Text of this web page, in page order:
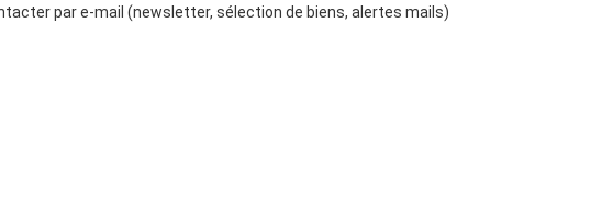
par e-mail (newsletter, sélection de biens, alertes mails)